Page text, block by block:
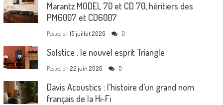
Marantz MODEL 70 et CD 70, héritiers des
PM6007 et CD6007
Posted on 15 juillet 2026 0
Solstice : le nouvel esprit Triangle
Posted on 22 juin 2026 0
Davis Acoustics : l’histoire d’un grand nom
français de la Hi-Fi